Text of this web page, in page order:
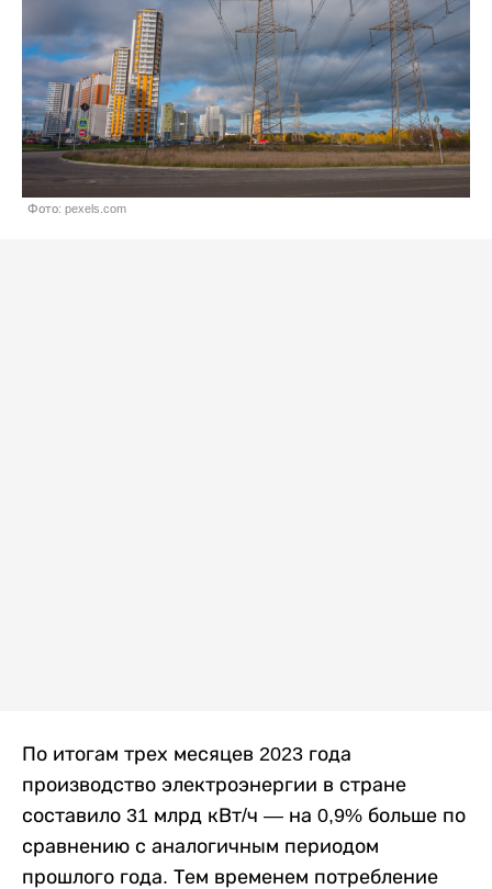
Фото: pexels.com
По итогам трех месяцев 2023 года
производство электроэнергии в стране
составило 31 млрд кВт/ч — на 0,9% больше по
сравнению с аналогичным периодом
прошлого года. Тем временем потребление